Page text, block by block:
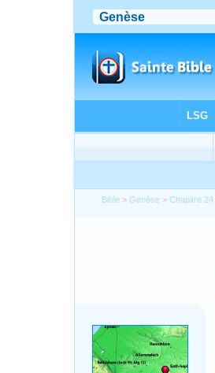
Bible >Genèse >Chapitre 24